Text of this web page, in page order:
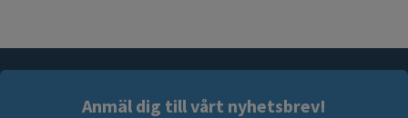
Anmäl dig till vårt nyhetsbrev!